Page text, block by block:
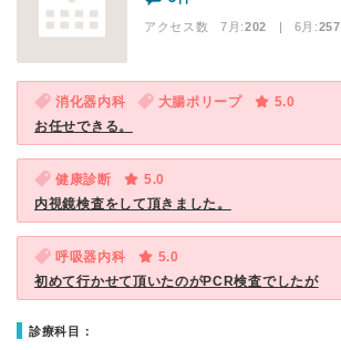
アクセス数 7月:202 | 6月:257
消化器内科 大腸ポリープ
5.0
お任せできる。
健康診断
5.0
内視鏡検査をして頂きました。
呼吸器内科
5.0
初めて行かせて頂いたのがPCR検査でしたが
診療科目：